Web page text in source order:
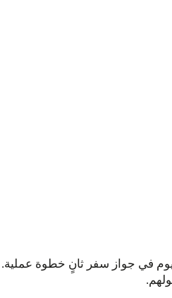
في جواز سفر ثانٍ خطوة عملية.